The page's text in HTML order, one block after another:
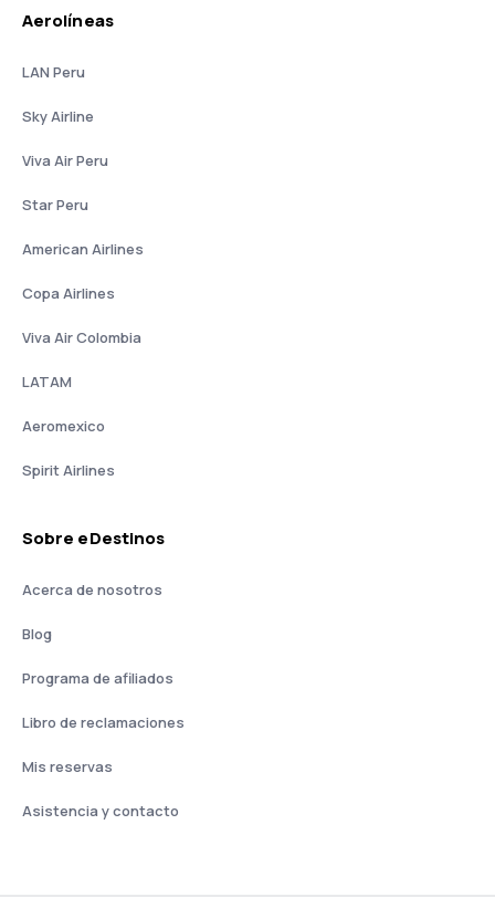
Aerolíneas
LAN Peru
Sky Airline
Viva Air Peru
Star Peru
American Airlines
Copa Airlines
Viva Air Colombia
LATAM
Aeromexico
Spirit Airlines
Sobre eDestinos
Acerca de nosotros
Blog
Programa de afiliados
Libro de reclamaciones
Mis reservas
Asistencia y contacto